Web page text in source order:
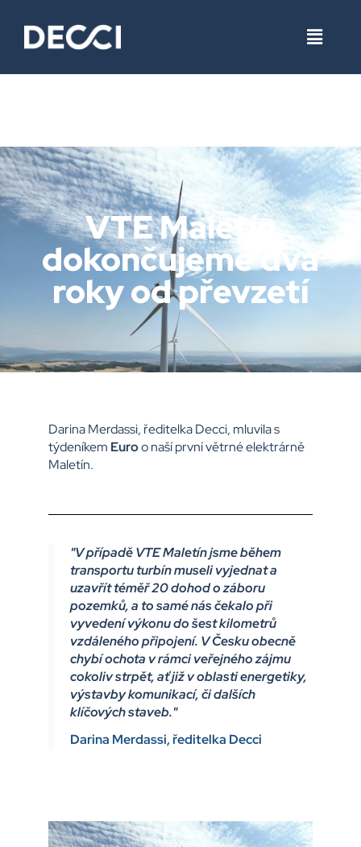
VTE Maletín
dokončujeme dva
roky od převzetí
Darina Merdassi, ředitelka Decci, mluvila s
týdeníkem Euroo naší první větrné elektrárně
Maletín.
"V případě VTE Maletín jsme během
transportu turbín museli vyjednat a
uzavřít téměř 20 dohod o záboru
pozemků, a to samé nás čekalo při
vyvedení výkonu do šest kilometrů
vzdáleného připojení. V Česku obecně
chybí ochota v rámci veřejného zájmu
cokoliv strpět, ať již v oblasti energetiky,
výstavby komunikací, či dalších
klíčových staveb."
Darina Merdassi, ředitelka Decci